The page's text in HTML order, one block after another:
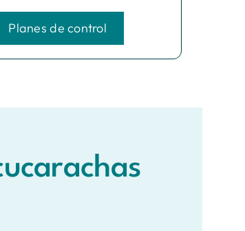
Planes de control